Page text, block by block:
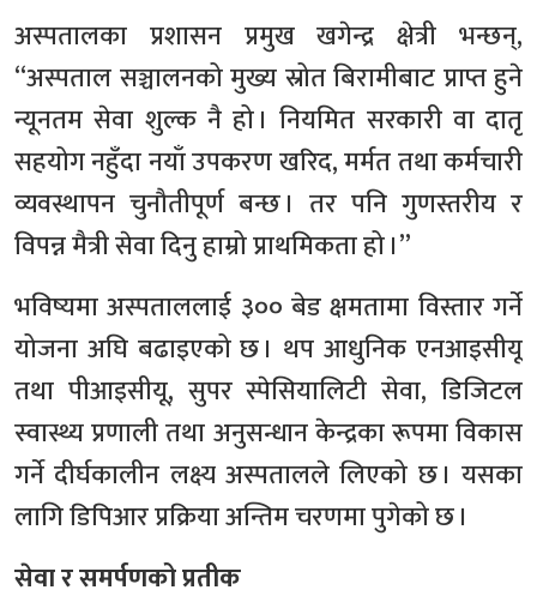
अस्पतालका प्रशासन प्रमुख खगेन्द्र क्षेत्री भन्छन्,
“अस्पताल सञ्चालनको मुख्य स्रोत बिरामीबाट प्राप्त हुने
न्यूनतम सेवा शुल्क नै हो । नियमित सरकारी वा दातृ
सहयोग नहुँदा नयाँ उपकरण खरिद, मर्मत तथा कर्मचारी
व्यवस्थापन चुनौतीपूर्ण बन्छ । तर पनि गुणस्तरीय र
विपन्न मैत्री सेवा दिनु हाम्रो प्राथमिकता हो ।”
भविष्यमा अस्पताललाई ३०० बेड क्षमतामा विस्तार गर्ने
योजना अघि बढाइएको छ । थप आधुनिक एनआइसीयू
तथा पीआइसीयू, सुपर स्पेसियालिटी सेवा, डिजिटल
स्वास्थ्य प्रणाली तथा अनुसन्धान केन्द्रका रूपमा विकास
गर्ने दीर्घकालीन लक्ष्य अस्पतालले लिएको छ । यसका
लागि डिपिआर प्रक्रिया अन्तिम चरणमा पुगेको छ ।
सेवा र समर्पणको प्रतीक